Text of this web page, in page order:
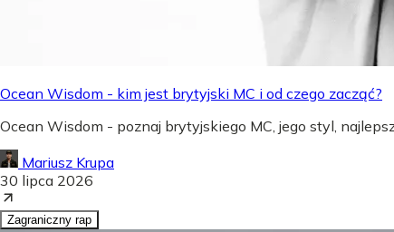
Ocean Wisdom - kim jest brytyjski MC i od czego zacząć?
Ocean Wisdom - poznaj brytyjskiego MC, jego styl,
Mariusz Krupa
30 lipca 2026
Zagraniczny rap